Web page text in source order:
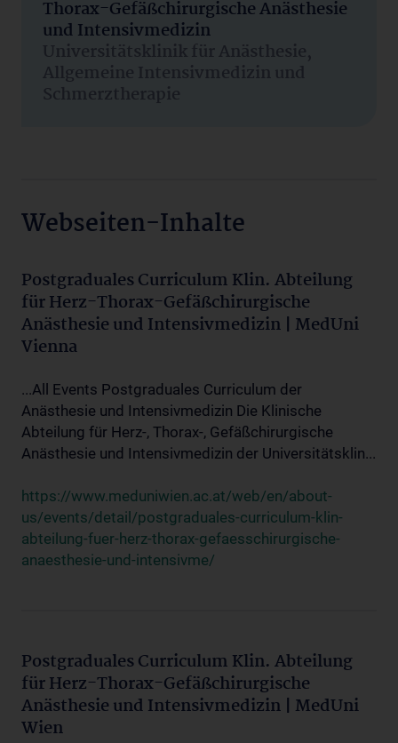
Thorax-Gefäßchirurgische Anästhesie
und Intensivmedizin
Universitätsklinik für Anästhesie,
Allgemeine Intensivmedizin und
Schmerztherapie
Webseiten-Inhalte
Postgraduales Curriculum Klin. Abteilung
für Herz-Thorax-Gefäßchirurgische
Anästhesie und Intensivmedizin | MedUni
Vienna
...All Events Postgraduales Curriculum der
Anästhesie und Intensivmedizin Die Klinische
Abteilung für Herz-, Thorax-, Gefäßchirurgische
Anästhesie und Intensivmedizin der Universitätsklin...
https://www.meduniwien.ac.at/web/en/about-
us/events/detail/postgraduales-curriculum-klin-
abteilung-fuer-herz-thorax-gefaesschirurgische-
anaesthesie-und-intensivme/
Postgraduales Curriculum Klin. Abteilung
für Herz-Thorax-Gefäßchirurgische
Anästhesie und Intensivmedizin | MedUni
Wien